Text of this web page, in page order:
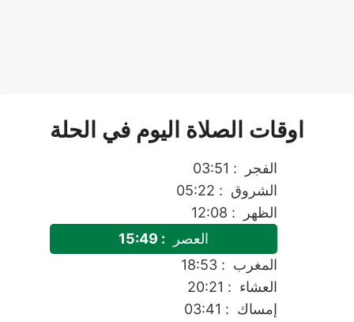
اوقات الصلاة اليوم في الحلة
الفجر
: 03:51
الشروق : 05:22
الظهر
: 12:08
العصر
: 15:49
المغرب : 18:53
العشاء : 20:21
إمساك : 03:41